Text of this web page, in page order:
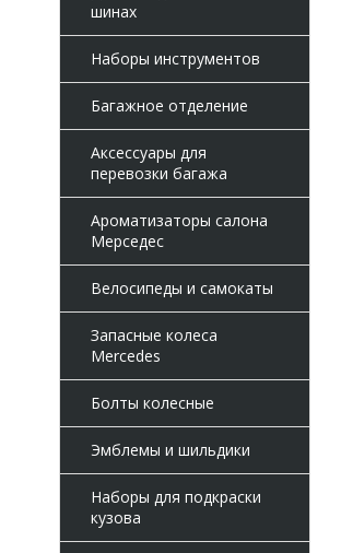
шинах
Наборы инструментов
Багажное отделение
Аксессуары для
перевозки багажа
Ароматизаторы салона
Мерседес
Велосипеды и самокаты
Запасные колеса
Mercedes
Болты колесные
Эмблемы и шильдики
Наборы для подкраски
кузова